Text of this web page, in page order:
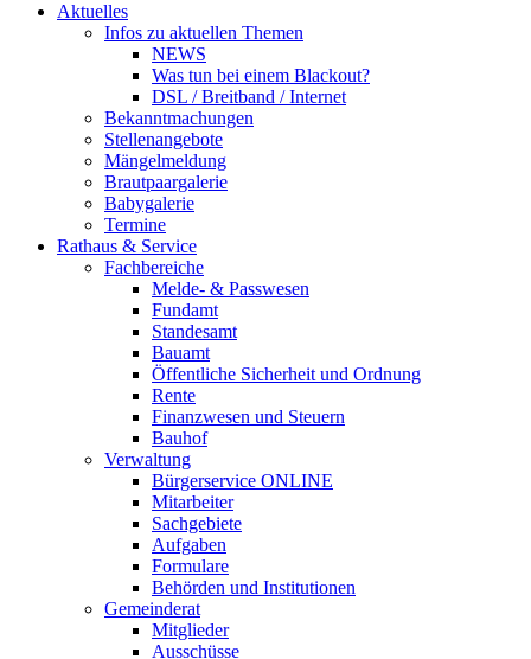
Aktuelles
Infos zu aktuellen Themen
NEWS
Was tun bei einem Blackout?
DSL / Breitband / Internet
Bekanntmachungen
Stellenangebote
Mängelmeldung
Brautpaargalerie
Babygalerie
Termine
Rathaus & Service
Fachbereiche
Melde- & Passwesen
Fundamt
Standesamt
Bauamt
Öffentliche Sicherheit und Ordnung
Rente
Finanzwesen und Steuern
Bauhof
Verwaltung
Bürgerservice ONLINE
Mitarbeiter
Sachgebiete
Aufgaben
Formulare
Behörden und Institutionen
Gemeinderat
Mitglieder
Ausschüsse